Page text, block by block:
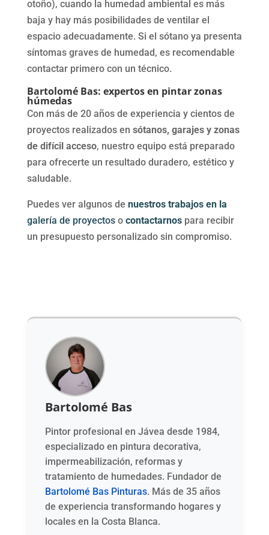
otoño), cuando la humedad ambiental es más
baja y hay más posibilidades de ventilar el
espacio adecuadamente. Si el sótano ya presenta
síntomas graves de humedad, es recomendable
contactar primero con un técnico.
Bartolomé Bas: expertos en pintar zonas
húmedas
Con más de 20 años de experiencia y cientos de
proyectos realizados en sótanos, garajes y zonas
de difícil acceso, nuestro equipo está preparado
para ofrecerte un resultado duradero, estético y
saludable.
Puedes ver algunos de nuestros trabajos en la
galería de proyectoso contactarnos para recibir
un presupuesto personalizado sin compromiso.
Bartolomé Bas
Pintor profesional en Jávea desde 1984,
especializado en pintura decorativa,
impermeabilización, reformas y
tratamiento de humedades. Fundador de
Bartolomé Bas Pinturas. Más de 35 años
de experiencia transformando hogares y
locales en la Costa Blanca.